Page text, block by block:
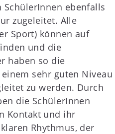
ebenfalls
zugeleitet. Alle
Sport) können auf
und die
haben so die
sehr guten Niveau
zu werden. Durch
die SchülerInnen
Kontakt und ihr
Rhythmus, der